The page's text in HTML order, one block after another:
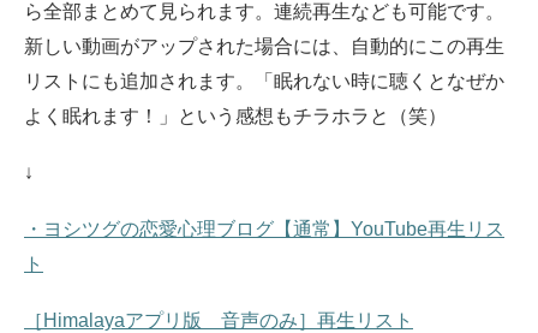
ら全部まとめて見られます。 連続再生なども可能です。
新しい動画がアップされた場合には、自動的にこの再生
リストにも追加されます。
「眠れない時に聴くとなぜか
よく眠れます！」という感想もチラホラと（笑）
↓
・ヨシツグの恋愛心理ブログ【通常】YouTube再生リス
ト
［Himalayaアプリ版 音声のみ］再生リスト